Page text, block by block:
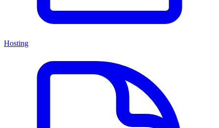
Hosting